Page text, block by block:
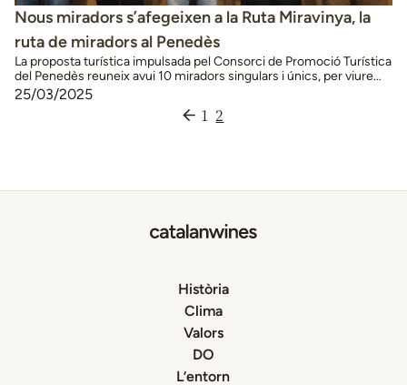
Nous miradors s’afegeixen a la Ruta Miravinya, la
ruta de miradors al Penedès
La proposta turística impulsada pel Consorci de Promoció Turística
del Penedès reuneix avui 10 miradors singulars i únics, per viure
una experiència diferent i plens d’emocions. El divendres 21 de
març es va celebrar l’acte d’inauguració del projecte Miravinya,
ruta de miradors del Penedès, a l’Escola d’Enologia d’Espiells
25/03/2025
1 2
Història
Clima
Valors
DO
L’entorn